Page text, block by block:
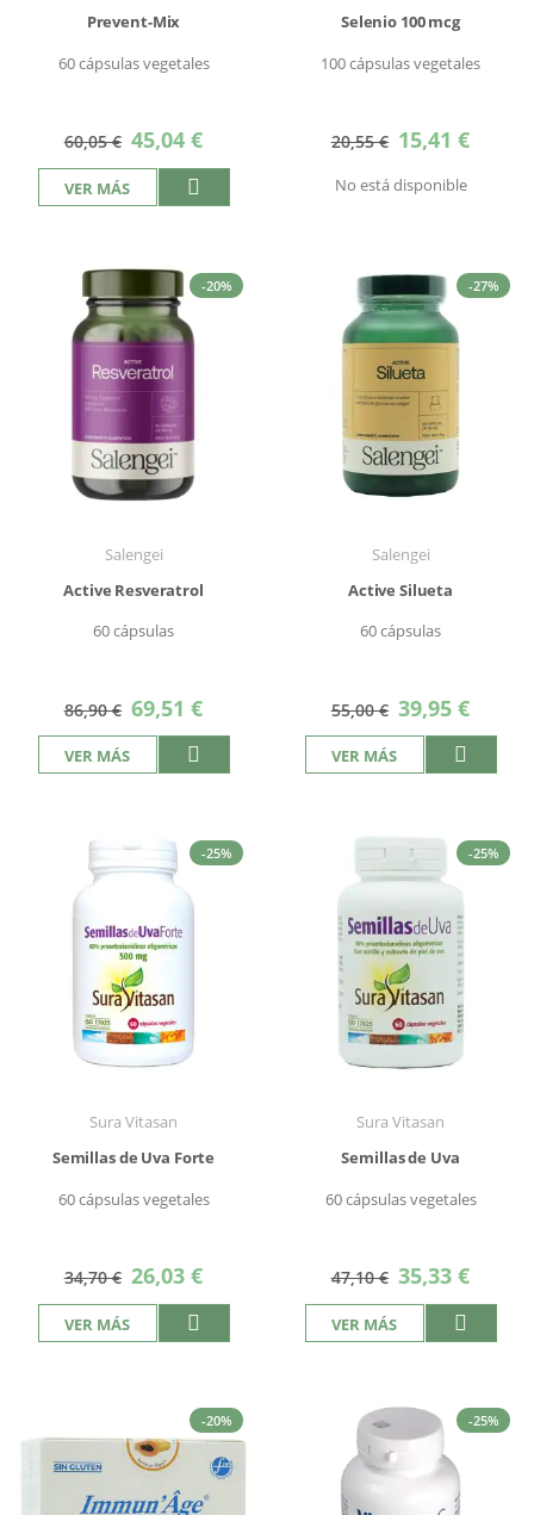
Prevent-Mix
60 cápsulas vegetales
60,05 € Precio
especial
45,04 €
VER MÁS
Selenio 100 mcg
100 cápsulas vegetales
20,55 € Precio
especial
15,41 €
No está disponible
-20%
Salengei
Active Resveratrol
60 cápsulas
86,90 € Precio
especial
69,51 €
VER MÁS
-27%
Salengei
Active Silueta
60 cápsulas
55,00 € Precio
especial
39,95 €
VER MÁS
-25%
Sura Vitasan
Semillas de Uva Forte
60 cápsulas vegetales
34,70 € Precio
especial
26,03 €
VER MÁS
-25%
Sura Vitasan
Semillas de Uva
60 cápsulas vegetales
47,10 € Precio
especial
35,33 €
VER MÁS
-20% -25%